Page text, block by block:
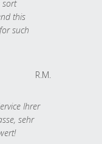
sort
this
such
R.M.
Ihrer
sehr